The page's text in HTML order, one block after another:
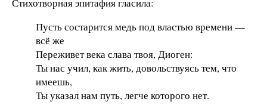
Пусть состарится медь под властью времени —
всё же
Переживет века слава твоя, Диоген:
Ты нас учил, как жить, довольствуясь тем, что
имеешь,
Ты указал нам путь, легче которого нет.